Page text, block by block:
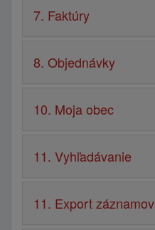
7. Faktúry
8. Objednávky
10. Moja obec
11. Vyhľadávanie
11. Export záznamov